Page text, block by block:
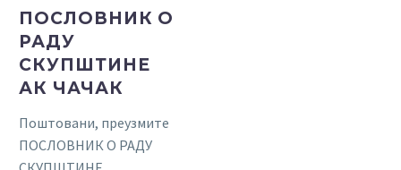
ПОСЛОВНИК О
РАДУ
СКУПШТИНЕ
АК ЧАЧАК
Поштовани, преузмите
ПОСЛОВНИК О РАДУ